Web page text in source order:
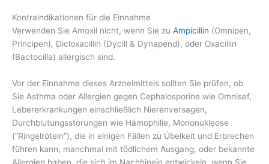
Kontraindikationen für die Einnahme
Verwenden Sie Amoxil nicht, wenn Sie zu Ampicillin (Omnipen,
Principen), Dicloxacillin (Dycill & Dynapend), oder Oxacillin
(Bactocilla) allergisch sind.
Vor der Einnahme dieses Arzneimittels sollten Sie prüfen, ob
Sie Asthma oder Allergien gegen Cephalosporine wie Omnisef,
Lebererkrankungen einschließlich Nierenversagen,
Durchblutungsstörungen wie Hämophilie, Mononukleose
(“Ringelröteln”), die in einigen Fällen zu Übelkeit und Erbrechen
führen kann, manchmal mit tödlichem Ausgang, oder bekannte